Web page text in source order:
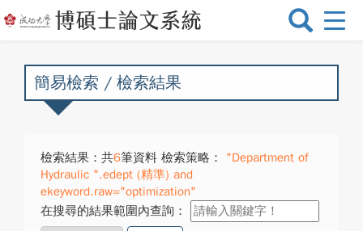
選
換
簡易檢索 / 檢索結果
檢索結果：共6筆資料 檢索策略：
"Department of
Hydraulic ".edept (精準) and
ekeyword.raw="optimization"
在搜尋的結果範圍內查詢：